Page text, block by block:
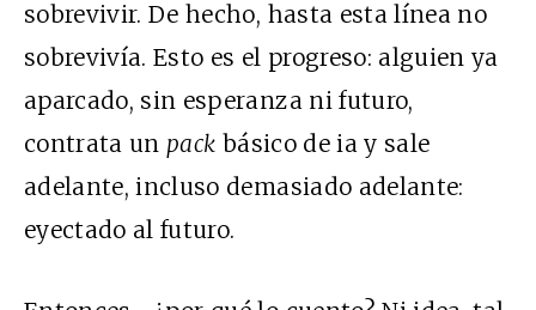
sobrevivir. De hecho, hasta esta línea no
sobrevivía. Esto es el progreso: alguien ya
aparcado, sin esperanza ni futuro,
contrata un pack básico deiay sale
adelante, incluso demasiado adelante:
eyectado al futuro.